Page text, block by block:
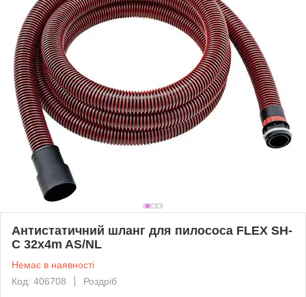
Антистатичний шланг для пилососа FLEX SH-
C 32x4m AS/NL
Немає в наявності
Код: 406708
Роздріб